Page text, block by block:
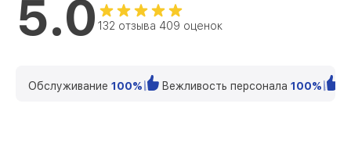
5.0 132 отзыва 409 оценок
Обслуживание 100% Вежливость персонала 100%